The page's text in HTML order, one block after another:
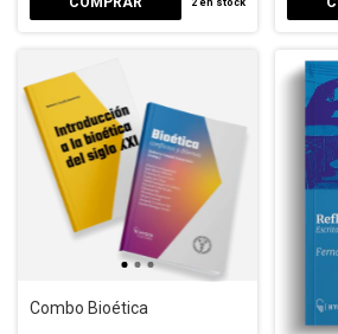
2en stock
Combo Bioética